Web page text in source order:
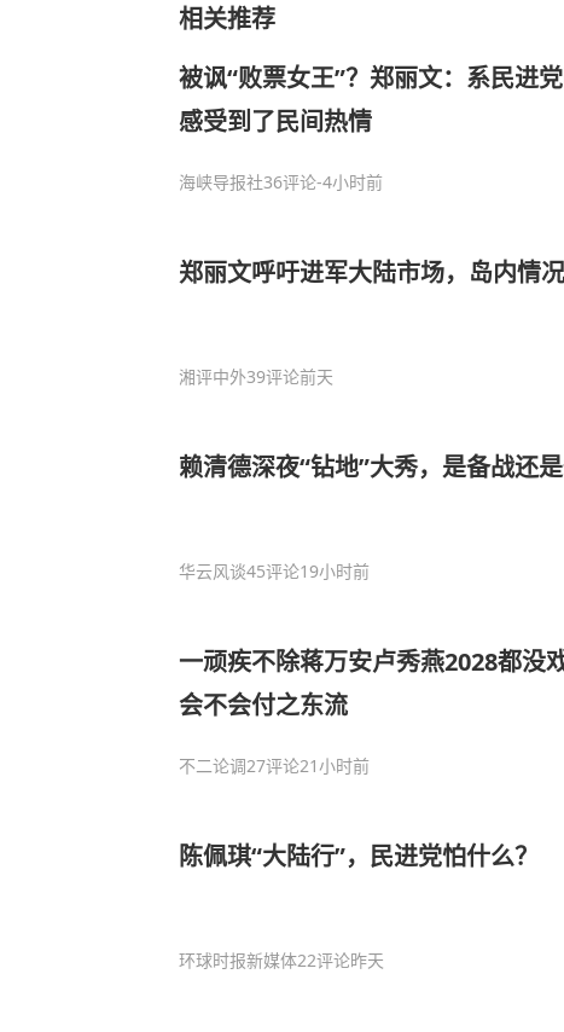
相关推荐
被讽“败票女王”？郑丽文：系民进
感受到了民间热情
海峡导报社36评论-4小时前
郑丽文呼吁进军大陆市场，岛内情
湘评中外39评论前天
赖清德深夜“钻地”大秀，是备战还是
华云风谈45评论19小时前
一顽疾不除蒋万安卢秀燕2028都没
会不会付之东流
不二论调27评论21小时前
陈佩琪“大陆行”，民进党怕什么？
环球时报新媒体22评论昨天